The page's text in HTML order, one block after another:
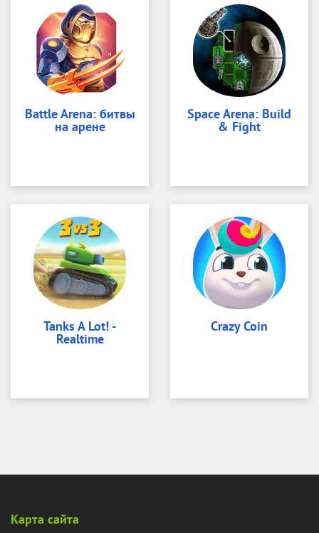
Battle Arena: битвы
на арене
Space Arena: Build
& Fight
Tanks A Lot! -
Realtime
Crazy Coin
Карта сайта